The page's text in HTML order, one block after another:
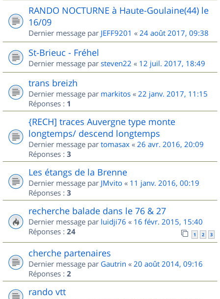
RANDO NOCTURNE à Haute-Goulaine(44) le
16/09
Dernier message par JEFF9201 « 24 août 2017, 09:38
St-Brieuc - Fréhel
Dernier message par steven22 « 12 juil. 2017, 18:49
trans breizh
Dernier message par markitos « 22 janv. 2017, 11:15
Réponses : 1
{RECH] traces Auvergne type monte
longtemps/ descend longtemps
Dernier message par tomasax « 26 avr. 2016, 20:09
Réponses : 3
Les étangs de la Brenne
Dernier message par JMvito « 11 janv. 2016, 00:19
Réponses : 3
recherche balade dans le 76 & 27
Dernier message par luidji76 « 16 févr. 2015, 15:40
Réponses : 24 1 2 3
cherche partenaires
Dernier message par Gautrin « 20 août 2014, 09:16
Réponses : 2
rando vtt